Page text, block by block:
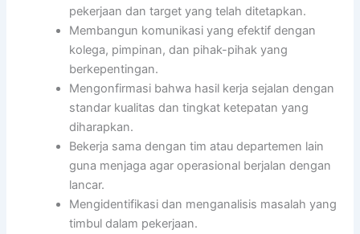
pekerjaan dan target yang telah ditetapkan.
Membangun komunikasi yang efektif dengan
kolega, pimpinan, dan pihak-pihak yang
berkepentingan.
Mengonfirmasi bahwa hasil kerja sejalan dengan
standar kualitas dan tingkat ketepatan yang
diharapkan.
Bekerja sama dengan tim atau departemen lain
guna menjaga agar operasional berjalan dengan
lancar.
Mengidentifikasi dan menganalisis masalah yang
timbul dalam pekerjaan.